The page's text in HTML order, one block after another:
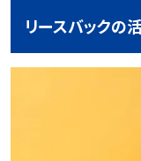
リースバックの